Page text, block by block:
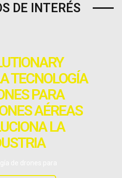
DE INTERÉS
TECNOLOGÍA
PARA
AÉREAS
LA